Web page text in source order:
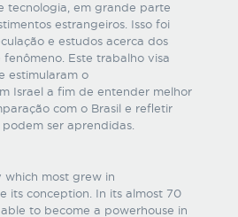
tecnologia, em grande parte
estrangeiros. Isso foi
e estudos acerca dos
Este trabalho visa
estimularam o
Israel a fim de entender melhor
com o Brasil e refletir
ser aprendidas.
which most grew in
its conception. In its almost 70
to become a powerhouse in